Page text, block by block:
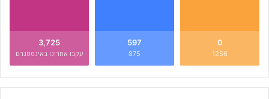
0
1256
597
875
3,725
עקבו אחרינו באינסטגרם